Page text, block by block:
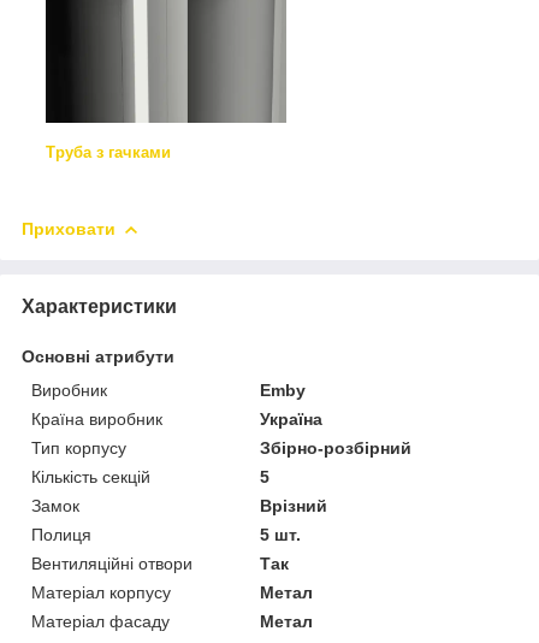
Труба з гачками
Приховати
Характеристики
Основні атрибути
Виробник
Emby
Країна виробник
Україна
Тип корпусу
Збірно-розбірний
Кількість секцій
5
Замок
Врізний
Полиця
5 шт.
Вентиляційні отвори
Так
Матеріал корпусу
Метал
Матеріал фасаду
Метал